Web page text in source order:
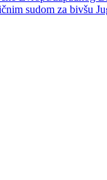
sudom za bivšu